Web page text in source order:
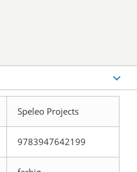
Speleo Projects
9783947642199